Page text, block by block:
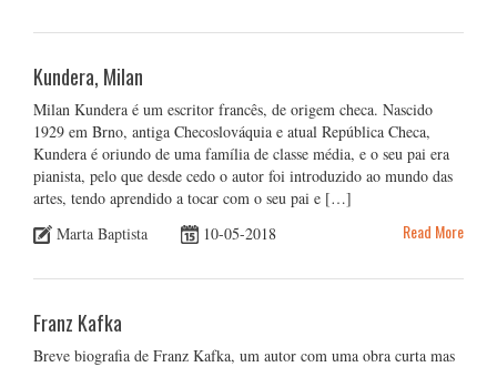
Kundera, Milan
Milan Kundera é um escritor francês, de origem checa. Nascido
1929 em Brno, antiga Checoslováquia e atual República Checa,
Kundera é oriundo de uma família de classe média, e o seu pai era
pianista, pelo que desde cedo o autor foi introduzido ao mundo das
artes, tendo aprendido a tocar com o seu pai e […]
Marta Baptista
10-05-2018 Read More
Franz Kafka
Breve biografia de Franz Kafka, um autor com uma obra curta mas